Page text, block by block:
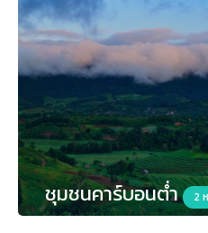
ชุมชนคาร์บอนต่ำ 2